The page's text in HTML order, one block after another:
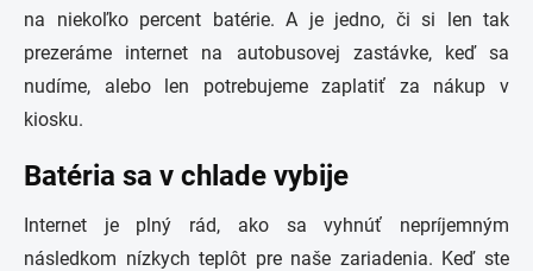
na niekoľko percent batérie. A je jedno, či si len tak
prezeráme internet na autobusovej zastávke, keď sa
nudíme, alebo len potrebujeme zaplatiť za nákup v
kiosku.
Batéria sa v chlade vybije
Internet je plný rád, ako sa vyhnúť nepríjemným
následkom nízkych teplôt pre naše zariadenia. Keď ste